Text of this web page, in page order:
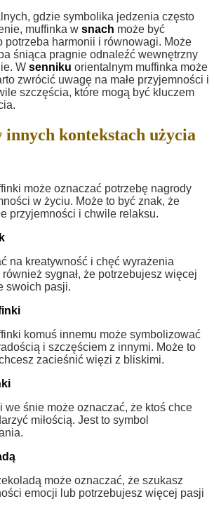
gdzie symbolika jedzenia często
muffinka w snach może być
potrzeba harmonii i równowagi. Może
śniąca pragnie odnaleźć wewnętrzny
W senniku orientalnym muffinka może
zwrócić uwagę na małe przyjemności i
szczęścia, które mogą być kluczem
kontekstach użycia
może oznaczać potrzebę nagrody
w życiu. Może to być znak, że
przyjemności i chwile relaksu.
na kreatywność i chęć wyrażenia
sygnał, że potrzebujesz więcej
swoich pasji.
komuś innemu może symbolizować
i szczęściem z innymi. Może to
zacieśnić więzi z bliskimi.
we śnie może oznaczać, że ktoś chce
miłością. Jest to symbol
może oznaczać, że szukasz
emocji lub potrzebujesz więcej pasji